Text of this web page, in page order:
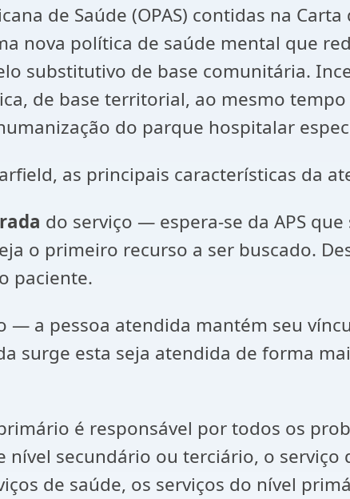
de Saúde (OPAS) contidas na
nova política de saúde mental que
substitutivo de base comunitária.
de base territorial, ao mesmo
do parque hospitalar
as principais características da
do serviço — espera-se da APS
o primeiro recurso a ser buscado.
paciente.
— a pessoa atendida mantém seu
surge esta seja atendida de forma
é responsável por todos os
nível secundário ou terciário, o
de saúde, os serviços do nível